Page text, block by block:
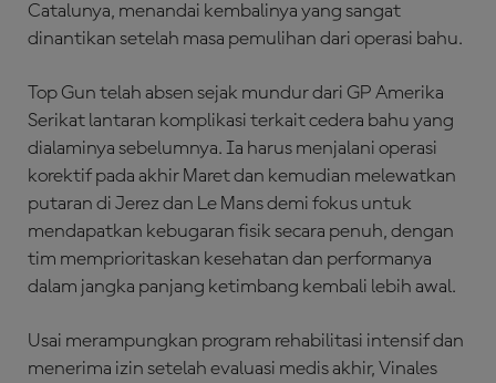
Catalunya, menandai kembalinya yang sangat
dinantikan setelah masa pemulihan dari operasi bahu.
Top Gun telah absen sejak mundur dari GP Amerika
Serikat lantaran komplikasi terkait cedera bahu yang
dialaminya sebelumnya. Ia harus menjalani operasi
korektif pada akhir Maret dan kemudian melewatkan
putaran di Jerez dan Le Mans demi fokus untuk
mendapatkan kebugaran fisik secara penuh, dengan
tim memprioritaskan kesehatan dan performanya
dalam jangka panjang ketimbang kembali lebih awal.
Usai merampungkan program rehabilitasi intensif dan
menerima izin setelah evaluasi medis akhir, Vinales